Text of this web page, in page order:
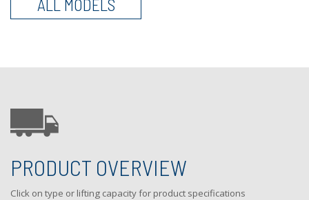
ALL MODELS
PRODUCT OVERVIEW
Click on type or lifting capacity for product specifications